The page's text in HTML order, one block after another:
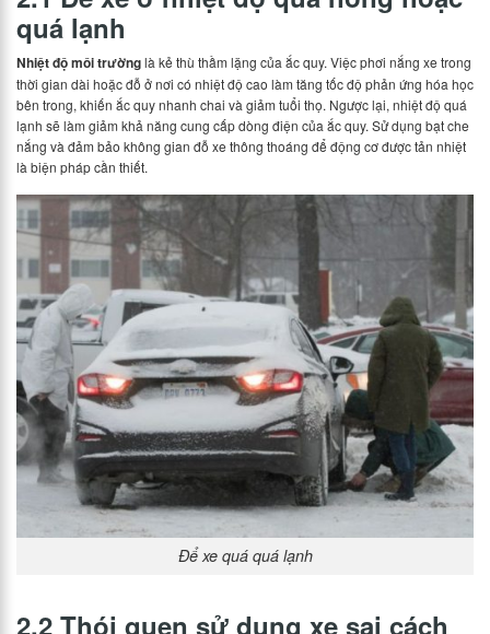
quá lạnh
Nhiệt độ môi trườnglà kẻ thù thầm lặng của ắc quy. Việc phơi nắng xe trong
thời gian dài hoặc đỗ ở nơi có nhiệt độ cao làm tăng tốc độ phản ứng hóa học
bên trong, khiến ắc quy nhanh chai và giảm tuổi thọ. Ngược lại, nhiệt độ quá
lạnh sẽ làm giảm khả năng cung cấp dòng điện của ắc quy. Sử dụng bạt che
nắng và đảm bảo không gian đỗ xe thông thoáng để động cơ được tản nhiệt
là biện pháp cần thiết.
Để xe quá quá lạnh
2.2 Thói quen sử dụng xe sai cách